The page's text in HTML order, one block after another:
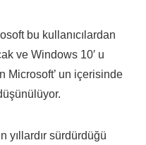
bu kullanıcılardan
ve Windows 10′ u
Microsoft’ un içerisinde
yıllardır sürdürdüğü